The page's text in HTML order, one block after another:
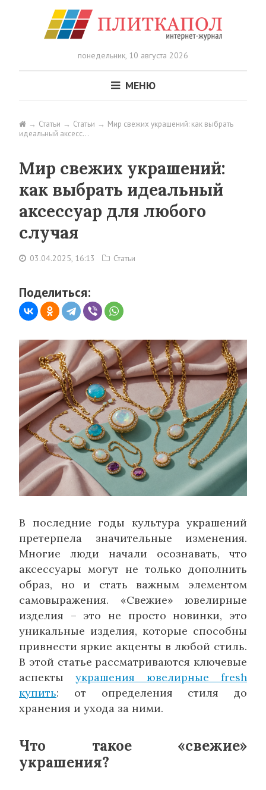
понедельник, 10 августа 2026
МЕНЮ
Статьи Статьи
Мир свежих украшений: как выбрать
идеальный аксесс…
Мир свежих украшений:
как выбрать идеальный
аксессуар для любого
случая
03.04.2025, 16:13 Статьи
Поделиться:
В последние годы культура украшений
претерпела значительные изменения.
Многие люди начали осознавать, что
аксессуары могут не только дополнить
образ, но и стать важным элементом
самовыражения. «Свежие» ювелирные
изделия – это не просто новинки, это
уникальные изделия, которые способны
привнести яркие акценты в любой стиль.
В этой статье рассматриваются ключевые
аспекты украшения ювелирные fresh
купить: от определения стиля до
хранения и ухода за ними.
Что такое «свежие»
украшения?